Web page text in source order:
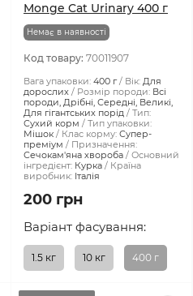
Monge Cat Urinary 400 г
Немає в наявності
Код товару: 70011907
Вага упаковки: 400 г Вік: Для
дорослих
Розмір породи: Всі
породи, Дрібні, Середні, Великі,
Для гігантських порід
Тип:
Сухий корм
Тип упаковки:
Мішок
Клас корму: Супер-
преміум
Призначення:
Сечокам'яна хвороба
Основний
інгредієнт: Курка
Країна
виробник: Італія
200 грн
Варіант фасування:
1.5 кг 10 кг 400 г